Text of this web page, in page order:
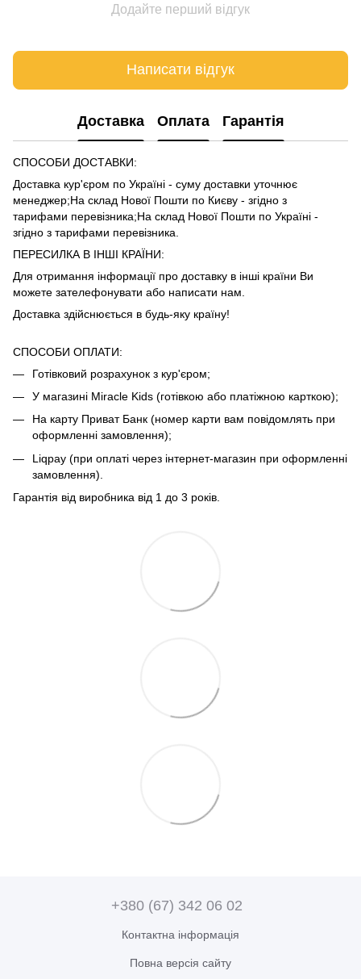
Додайте перший відгук
Написати відгук
Доставка Оплата Гарантія
СПОСОБИ ДОСТАВКИ:
Доставка кур'єром по Україні - суму доставки уточнює
менеджер;На склад Нової Пошти по Києву - згідно з
тарифами перевізника;На склад Нової Пошти по Україні -
згідно з тарифами перевізника
ПЕРЕСИЛКА В ІНШІ КРАЇНИ:
Для отримання інформації про доставку в інші країни Ви
можете зателефонувати або написати нам.
Доставка здійснюється в будь-яку країну!
СПОСОБИ ОПЛАТИ:
Готівковий розрахунок з кур'єром;
У магазині Miracle Kids (готівкою або платіжною карткою);
На карту Приват Банк (номер карти вам повідомлять при
оформленні замовлення);
Liqpay (при оплаті через інтернет-магазин при оформленні
замовлення).
Гарантія від виробника від 1 до 3 років.
+380 (67) 342 06 02
Контактна інформація
Повна версія сайту